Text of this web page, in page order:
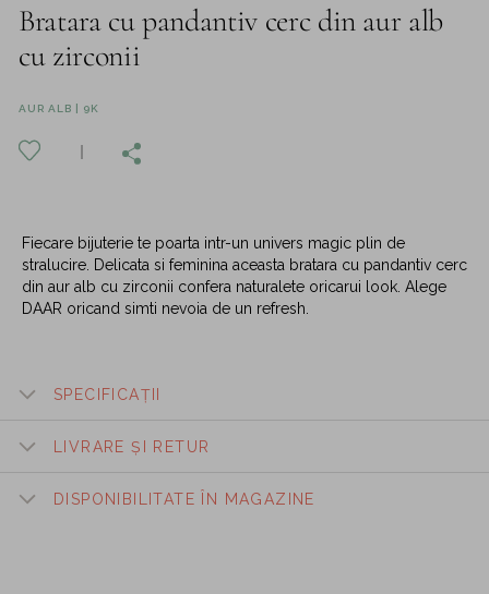
Bratara cu pandantiv cerc din aur alb
cu zirconii
AUR ALB | 9K
Fiecare bijuterie te poarta intr-un univers magic plin de
stralucire. Delicata si feminina aceasta bratara cu pandantiv cerc
din aur alb cu zirconii confera naturalete oricarui look. Alege
DAAR oricand simti nevoia de un refresh.
SPECIFICAȚII
LIVRARE ȘI RETUR
DISPONIBILITATE ÎN MAGAZINE